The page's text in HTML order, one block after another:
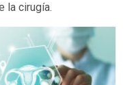
la cirugía.